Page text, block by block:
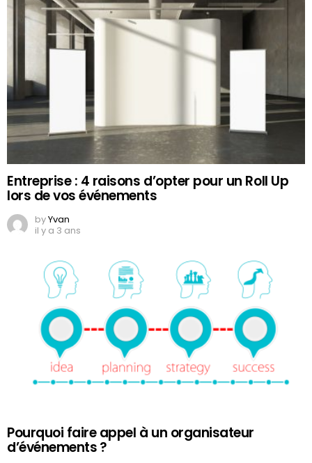
Entreprise : 4 raisons d’opter pour un Roll Up
lors de vos événements
byYvan
il y a 3 ans
Pourquoi faire appel à un organisateur
d’événements ?